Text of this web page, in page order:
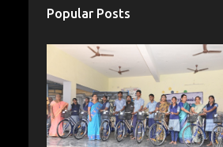
Popular Posts